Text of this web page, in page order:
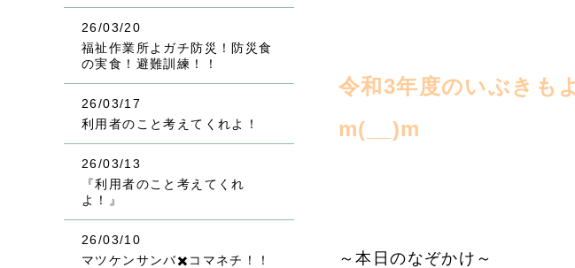
令和3年度のいぶきも
m(__)m
～本日のなぞかけ～
26/03/20
福祉作業所よガチ防災！防災食
の実食！避難訓練！！
26/03/17
利用者のこと考えてくれよ！
26/03/13
『利用者のこと考えてくれ
よ！』
26/03/10
マツケンサンバ✖️コマネチ！！